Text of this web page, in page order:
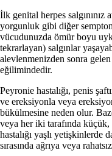
İlk genital herpes salgınınız
yorgunluk gibi diğer
vücudunuzda ömür boyu
tekrarlayan) salgınlar
alevlenmenizden sonra
eğilimindedir.
Peyronie hastalığı, penis
ve ereksiyonla veya
bükülmesine neden olur.
veya her iki tarafında
hastalığı yaşlı yetişkinlerde
sırasında ağrıya veya